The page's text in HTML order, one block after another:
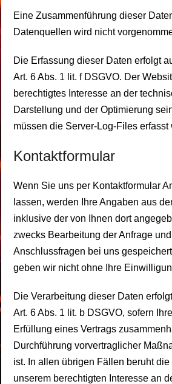
Eine Zusammenführung dieser
Datenquellen wird nicht
Die Erfassung dieser Daten erfolgt
Art. 6 Abs. 1 lit. f DSGVO. Der
berechtigtes Interesse an der
Darstellung und der Optimierung
müssen die Server-Log-Files erfasst
Kontaktformular
Wenn Sie uns per Kontaktformular
lassen, werden Ihre Angaben aus
inklusive der von Ihnen dort
zwecks Bearbeitung der Anfrage
Anschlussfragen bei uns
geben wir nicht ohne Ihre
Die Verarbeitung dieser Daten
Art. 6 Abs. 1 lit. b DSGVO, sofern
Erfüllung eines Vertrags
Durchführung vorvertraglicher
ist. In allen übrigen Fällen beruht
unserem berechtigten Interesse an